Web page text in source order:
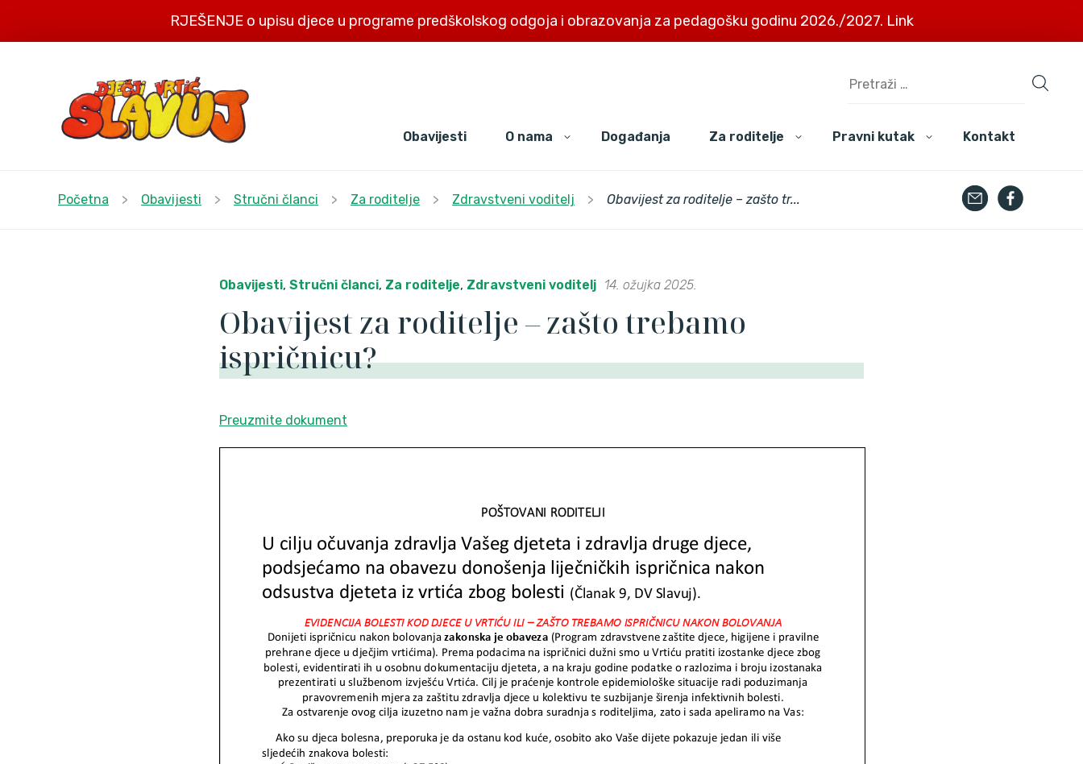
RJEŠENJE o upisu djece u programe predškolskog odgoja i obrazovanja za pedagošku godinu 2026./2027. Link
Obavijesti O nama Događanja Za roditelje Pravni kutak Kontakt
Početna > Obavijesti > Stručni članci > Za roditelje > Zdravstveni voditelj > Obavijest za roditelje – zašto tr...
Obavijesti, Stručni članci, Za roditelje, Zdravstveni voditelj 14. ožujka 2025.
Obavijest za roditelje – zašto trebamo
ispričnicu?
Preuzmite dokument